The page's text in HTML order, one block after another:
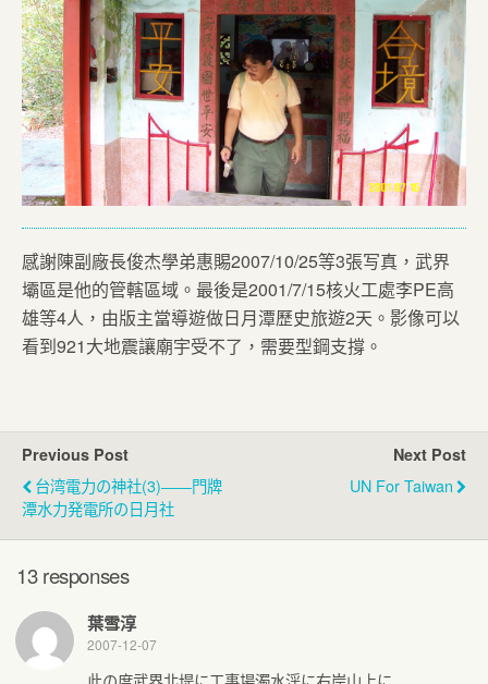
感謝陳副廠長俊杰學弟惠賜2007/10/25等3張写真，武界
壩區是他的管轄區域。最後是2001/7/15核火工處李PE高
雄等4人，由版主當導遊做日月潭歷史旅遊2天。影像可以
看到921大地震讓廟宇受不了，需要型鋼支撐。
Previous Post
台湾電力の神社(3)――門牌
潭水力発電所の日月社
Next Post
UN For Taiwan
13 responses
葉雪淳
2007-12-07